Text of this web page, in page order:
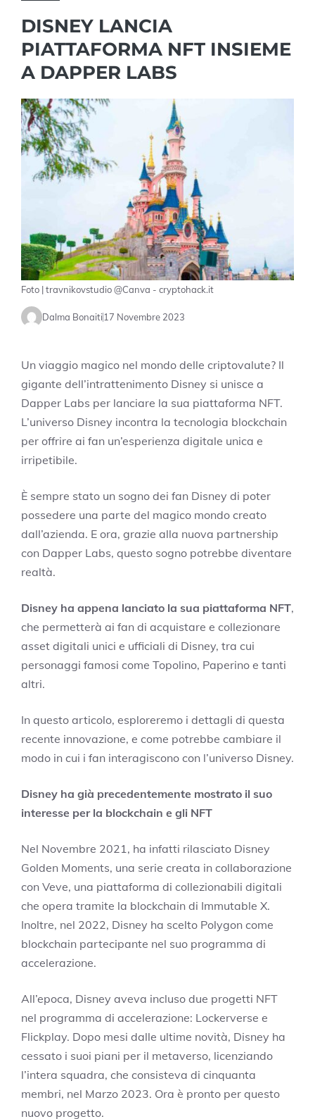
DISNEY LANCIA
PIATTAFORMA NFT INSIEME
A DAPPER LABS
Foto | travnikovstudio @Canva - cryptohack.it
Dalma Bonaiti17 Novembre 2023
Un viaggio magico nel mondo delle criptovalute? Il
gigante dell’intrattenimento Disney si unisce a
Dapper Labs per lanciare la sua piattaforma NFT.
L’universo Disney incontra la tecnologia blockchain
per offrire ai fan un’esperienza digitale unica e
irripetibile.
È sempre stato un sogno dei fan Disney di poter
possedere una parte del magico mondo creato
dall’azienda. E ora, grazie alla nuova partnership
con Dapper Labs, questo sogno potrebbe diventare
realtà.
Disney ha appena lanciato la sua piattaforma NFT,
che permetterà ai fan di acquistare e collezionare
asset digitali unici e ufficiali di Disney, tra cui
personaggi famosi come Topolino, Paperino e tanti
altri.
In questo articolo, esploreremo i dettagli di questa
recente innovazione, e come potrebbe cambiare il
modo in cui i fan interagiscono con l’universo Disney.
Disney ha già precedentemente mostrato il suo
interesse per la blockchain e gli NFT
Nel Novembre 2021, ha infatti rilasciato Disney
Golden Moments, una serie creata in collaborazione
con Veve, una piattaforma di collezionabili digitali
che opera tramite la blockchain di Immutable X.
Inoltre, nel 2022, Disney ha scelto Polygon come
blockchain partecipante nel suo programma di
accelerazione.
All’epoca, Disney aveva incluso due progetti NFT
nel programma di accelerazione: Lockerverse e
Flickplay. Dopo mesi dalle ultime novità, Disney ha
cessato i suoi piani per il metaverso, licenziando
l’intera squadra, che consisteva di cinquanta
membri, nel Marzo 2023. Ora è pronto per questo
nuovo progetto.